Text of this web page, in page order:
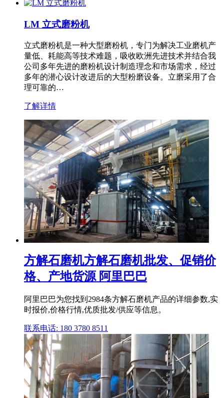
LM 立式磨粉机
立式磨粉机是一种大型磨粉机，专门为解决工业磨机产
量低、耗能高等技术难题，吸收欧洲先进技术并结合我
公司多年先进的磨粉机设计制造理念和市场需求，经过
多年的潜心设计改进后的大型粉磨设备。立磨采用了合
理可靠的…
了解详情
方解石磨机方解石磨机批发、促销价
格、产地货源 阿里巴巴
阿里巴巴为您找到2984条方解石磨机产品的详细参数,实
时报价,价格行情,优质批发/供应等信息。
联系电话: 180 3780 8511